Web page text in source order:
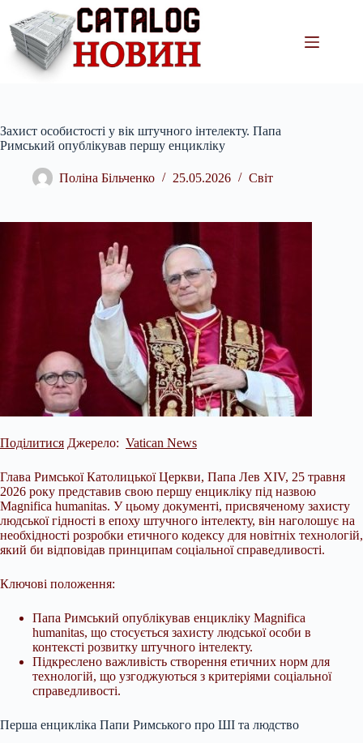
вмісту
Захист особистості у вік штучного інтелекту. Папа
Римський опублікував першу енцикліку
Поліна Більченко 25.05.2026 Світ
Поділитися Джерело: Vatican News
Глава Римської Католицької Церкви, Папа Лев XIV, 25 травня
2026 року представив свою першу енцикліку під назвою
Magnifica humanitas. У цьому документі, присвяченому захисту
людської гідності в епоху штучного інтелекту, він наголошує на
необхідності розробки етичного кодексу для новітніх технологій,
який би відповідав принципам соціальної справедливості.
Ключові положення:
Папа Римський опублікував енцикліку Magnifica
humanitas, що стосується захисту людськоїособи в
контексті розвитку штучного інтелекту.
Підкреслено важливість створення етичних норм для
технологій, що узгоджуються з критеріями соціальної
справедливості.
Перша енцикліка Папи Римського про ШІ та людство